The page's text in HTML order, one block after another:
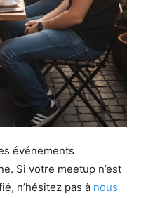
événements
Si votre meetup n’est
n’hésitez pas à nous